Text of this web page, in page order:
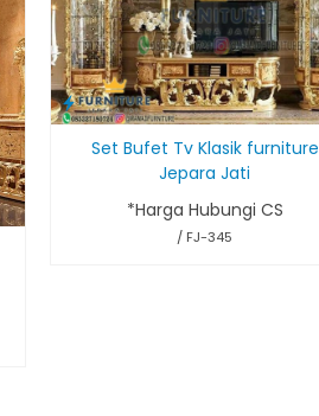
Set Bufet Tv Klasik furniture
Jepara Jati
*Harga Hubungi CS
/ FJ-345